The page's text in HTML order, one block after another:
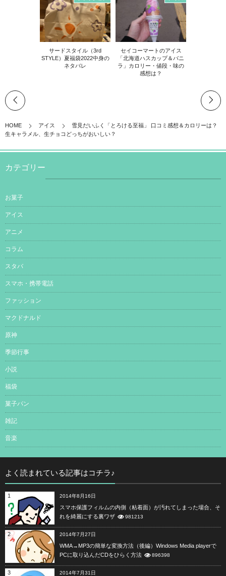
サードスタイル（3rd
STYLE）夏福袋2022中身の
ネタバレ
セイコーマートのアイス
「北海道ハスカップ＆バニ
ラ」カロリー・値段・味の
感想は？
HOME アイス
雪見だいふく「とろける至福」 口コミ感想＆カロリーは？
生キャラメル、生チョコどっちがおいしい？
カテゴリー
お菓子
アイス
アニメ
コラム
スタバ
スマホ・携帯電話
ファッション
マクドナルド
原神
季節行事
小説
福袋
菓子パン
雑記
音楽
よく読まれている記事はコチラ♪
1 2014年8月16日
スマホ保護フィルムの内側（粘着面）が汚れてしまった場合、そ
れを綺麗にする裏ワザ
981213
2 2014年7月27日
WMA→MP3の簡単な変換方法（後編）Windows Media playerで
PCに取り込んだCDをひらく方法
896398
3 2014年7月31日